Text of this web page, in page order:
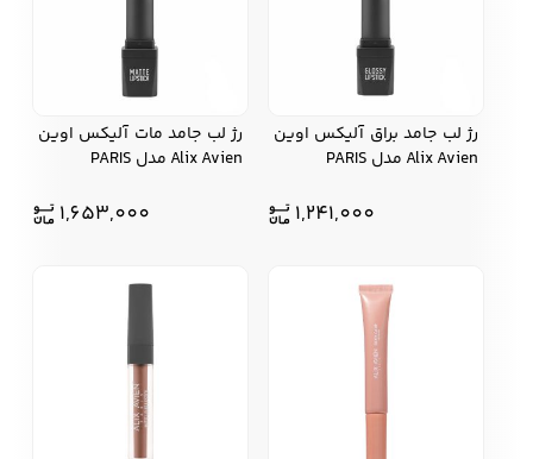
سویشرت و هودی
مردانه
اکسسوری مردانه پوشت مردانه
شال و کلاه مردانه
رژ لب جامد براق آلیکس اوین
Alix Avien مدل PARIS
1,241,000
رژ لب جامد مات آلیکس اوین
Alix Avien مدل PARIS
1,653,000